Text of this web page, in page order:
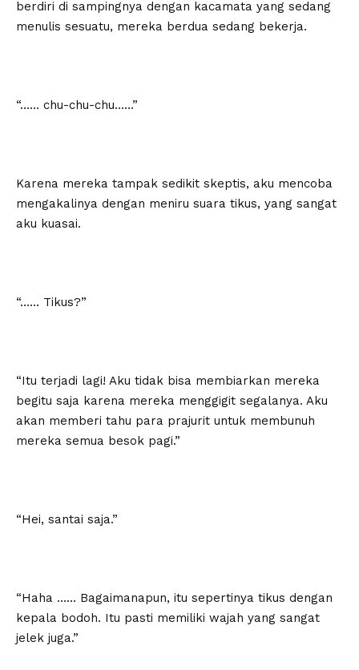
berdiri di sampingnya dengan kacamata yang sedang
menulis sesuatu, mereka berdua sedang bekerja.
“…… chu-chu-chu……”
Karena mereka tampak sedikit skeptis, aku mencoba
mengakalinya dengan meniru suara tikus, yang sangat
aku kuasai.
“…… Tikus?”
“Itu terjadi lagi! Aku tidak bisa membiarkan mereka
begitu saja karena mereka menggigit segalanya. Aku
akan memberi tahu para prajurit untuk membunuh
mereka semua besok pagi.”
“Hei, santai saja.”
“Haha …… Bagaimanapun, itu sepertinya tikus dengan
kepala bodoh. Itu pasti memiliki wajah yang sangat
jelek juga.”